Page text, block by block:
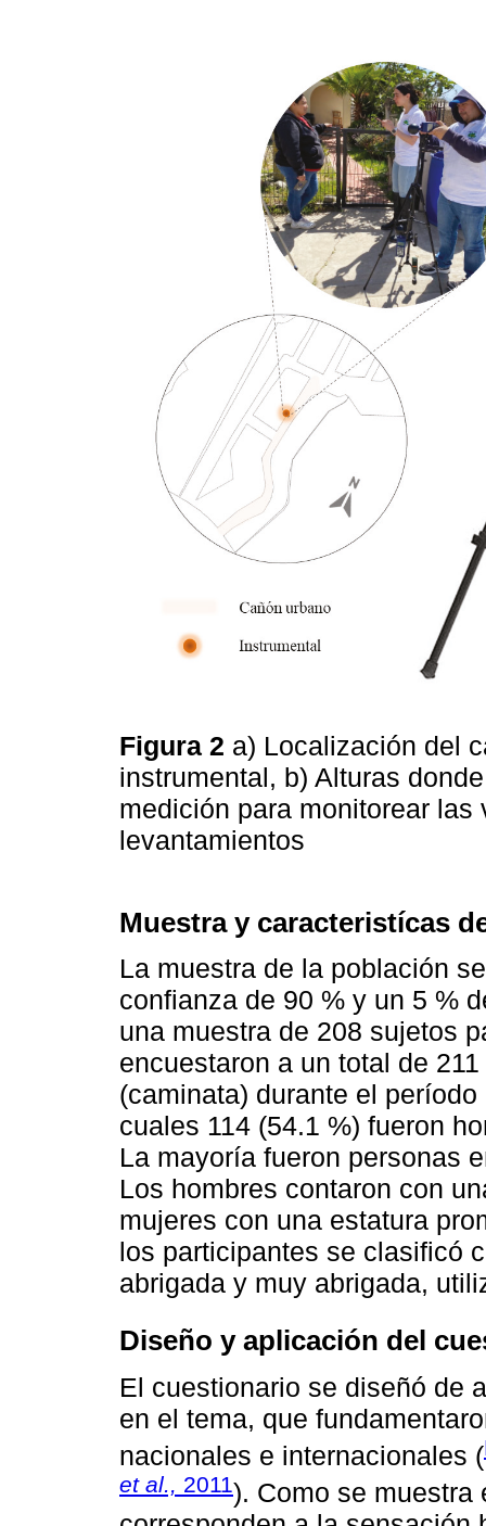
Figura 2 a) Localización del
instrumental, b) Alturas
medición para monitorear
levantamientos
Muestra y caracteristícas
La muestra de la población
confianza de 90 % y un 5 %
una muestra de 208 sujetos
encuestaron a un total de
(caminata) durante el
cuales 114 (54.1 %) fueron
La mayoría fueron personas
Los hombres contaron con
mujeres con una estatura
los participantes se clasificó
abrigada y muy abrigada,
Diseño y aplicación del
El cuestionario se diseñó de
en el tema, que
nacionales e internacionales (
et al., 2011). Como se muestra